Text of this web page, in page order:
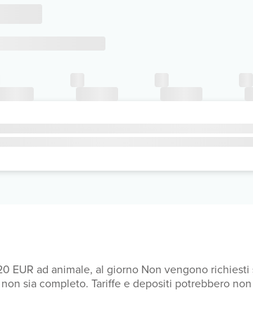
EUR ad animale, al giorno Non vengono
sia completo. Tariffe e depositi potrebbero